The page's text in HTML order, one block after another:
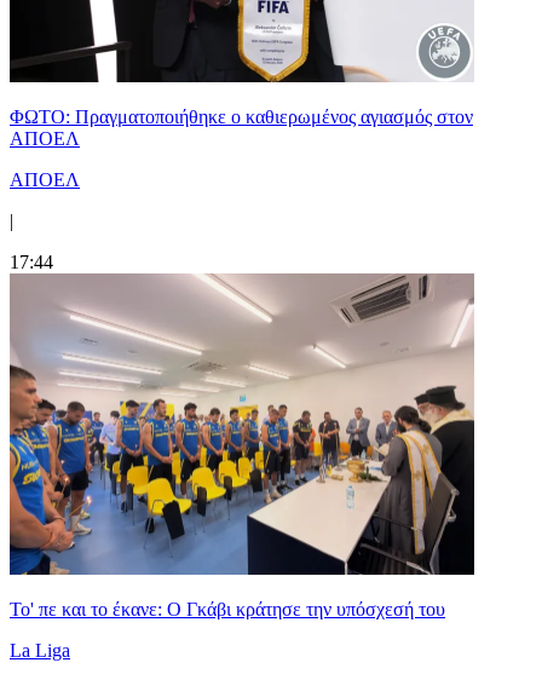
ΦΩΤΟ: Πραγματοποιήθηκε ο καθιερωμένος αγιασμός στον
ΑΠΟΕΛ
ΑΠΟΕΛ
|
17:44
Το' πε και το έκανε: Ο Γκάβι κράτησε την υπόσχεσή του
La Liga